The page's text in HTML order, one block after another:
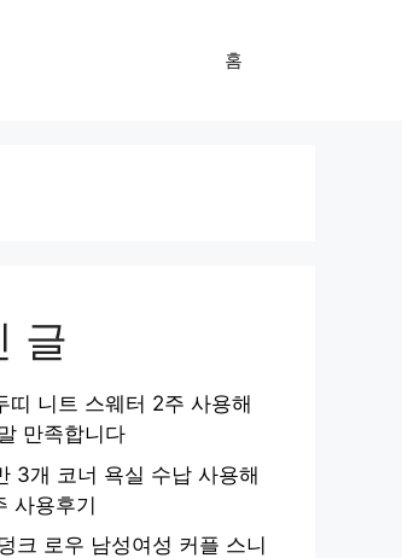
홈
글
띠 니트 스웨터 2주 사용해
만족합니다
3개 코너 욕실 수납 사용해
사용후기
크 로우 남성여성 커플 스니